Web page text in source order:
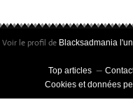
Voir le profil de Blacksadmania
Top articles
Cookies et données